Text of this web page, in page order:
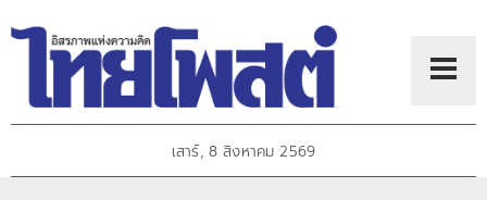
เสาร์, 8 สิงหาคม 2569